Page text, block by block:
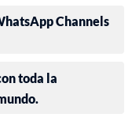
Channels
toda la